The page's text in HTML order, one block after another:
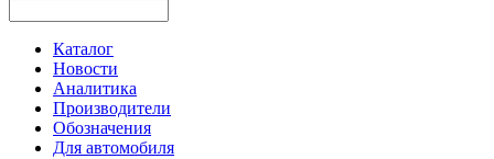
Каталог
Новости
Аналитика
Производители
Обозначения
Для автомобиля